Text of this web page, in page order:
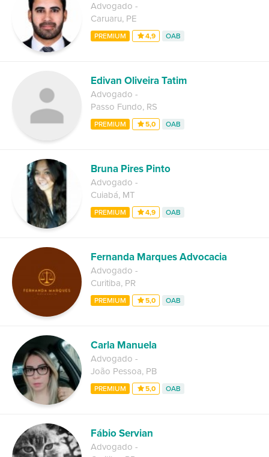
Advogado -
Caruaru, PE
PREMIUM 4,9 OAB
Edivan Oliveira Tatim
Advogado -
Passo Fundo, RS
PREMIUM 5,0 OAB
Bruna Pires Pinto
Advogado -
Cuiabá, MT
PREMIUM 4,9 OAB
Fernanda Marques Advocacia
Advogado -
Curitiba, PR
PREMIUM 5,0 OAB
Carla Manuela
Advogado -
João Pessoa, PB
PREMIUM 5,0 OAB
Fábio Servian
Advogado -